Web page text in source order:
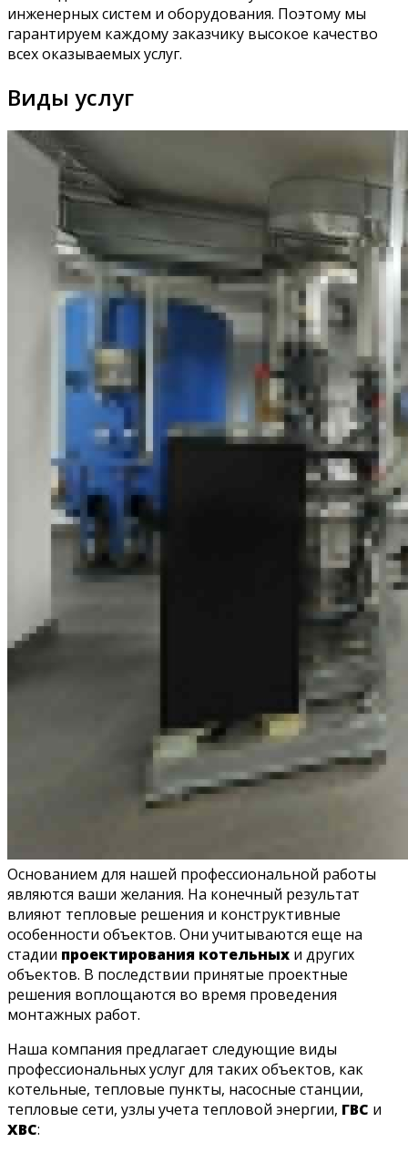
инженерных систем и оборудования. Поэтому мы
гарантируем каждому заказчику высокое качество
всех оказываемых услуг.
Виды услуг
Основанием для нашей профессиональной работы
являются ваши желания. На конечный результат
влияют тепловые решения и конструктивные
особенности объектов. Они учитываются еще на
стадии проектирования котельных и других
объектов. В последствии принятые проектные
решения воплощаются во время проведения
монтажных работ.
Наша компания предлагает следующие виды
профессиональных услуг для таких объектов, как
котельные, тепловые пункты, насосные станции,
тепловые сети, узлы учета тепловой энергии, ГВС и
ХВС: